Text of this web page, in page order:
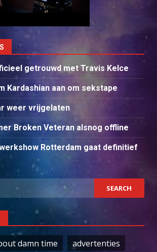
getrouwd met Travis Kelce
Kardashian aan om sekstape
weer vrijgelaten
Broken Veteran alsnog offline
Rotterdam gaat definitief
damn time
advertenties